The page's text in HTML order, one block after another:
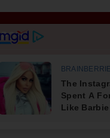
ΡΟΗ
Διατροφή - Φυσική Ιατρική